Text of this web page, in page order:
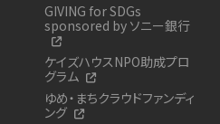
GIVING for SDGs
sponsored by ソニー銀行
ケイズハウスNPO助成プロ
グラム
ゆめ・まちクラウドファンディ
ング